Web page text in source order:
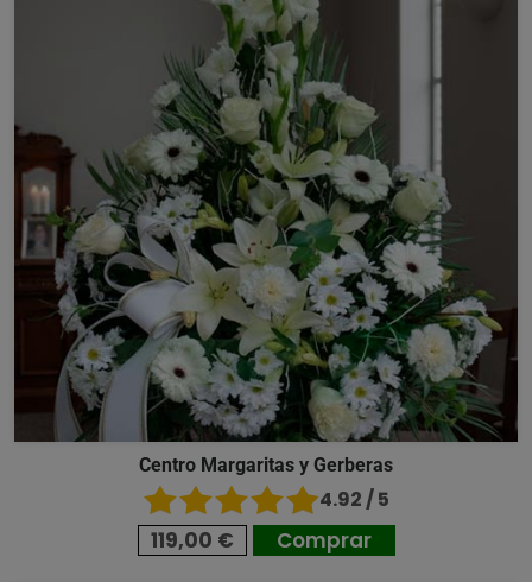
Centro Margaritas y Gerberas
4.92 / 5
119,00 € Comprar